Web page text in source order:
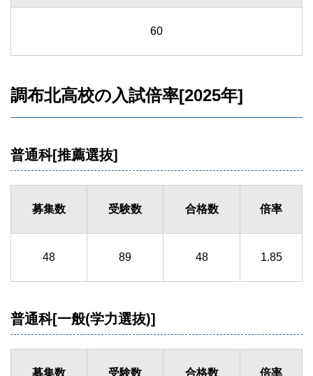
60
調布北高校の入試倍率[2025年]
普通科[推薦選抜]
募集数 受験数 合格数 倍率
48 89 48 1.85
普通科[一般(学力選抜)]
募集数 受験数 合格数 倍率